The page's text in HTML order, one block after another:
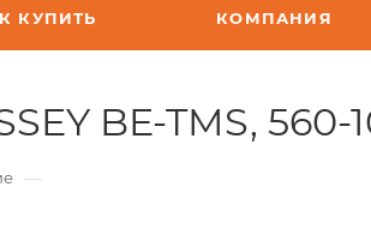
КУПИТЬ КОМПАНИЯ
BE-TMS, 560-
—